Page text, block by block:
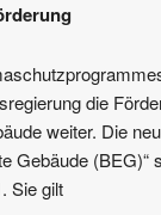
die
weiter. Die
Gebäude (BEG)“
Sie gilt